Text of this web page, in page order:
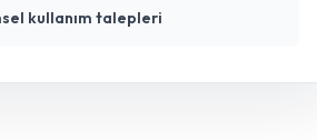
kullanım talepleri